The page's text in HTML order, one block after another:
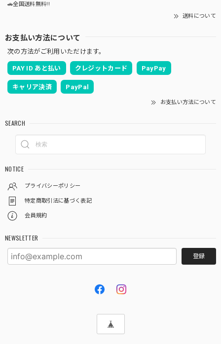
🚗全国送料無料!!
送料について
お支払い方法について
次の方法がご利用いただけます。
PAY ID あと払い クレジットカード PayPay
キャリア決済 PayPal
お支払い方法について
SEARCH
NOTICE
プライバシーポリシー
特定商取引法に基づく表記
会員規約
NEWSLETTER
登録